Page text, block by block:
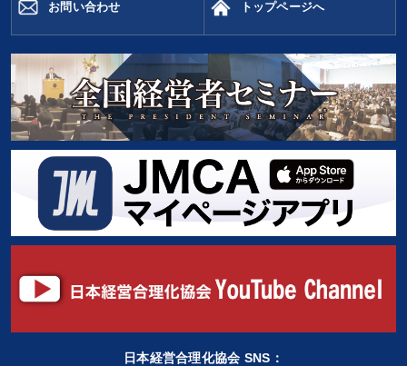
お問い合わせ トップページへ
日本経営合理化協会 SNS：